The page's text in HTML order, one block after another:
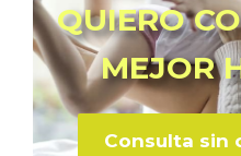
QUIERO
MEJOR
Consulta sin